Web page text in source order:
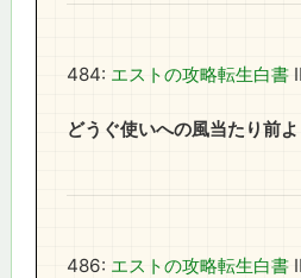
484: エストの攻略転生白書
どうぐ使いへの風当たり前
486: エストの攻略転生白書